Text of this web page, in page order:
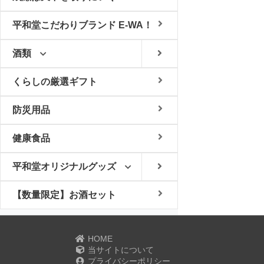
平和堂こだわりブランド E-WA！
酒類
くらしの厳選ギフト
防災用品
健康食品
平和堂オリジナルグッズ
【数量限定】お酒セット
HOME
当サイトについて
プライバシーポリシー